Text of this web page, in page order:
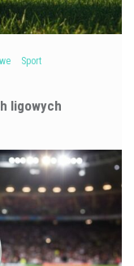
Sport
ligowych